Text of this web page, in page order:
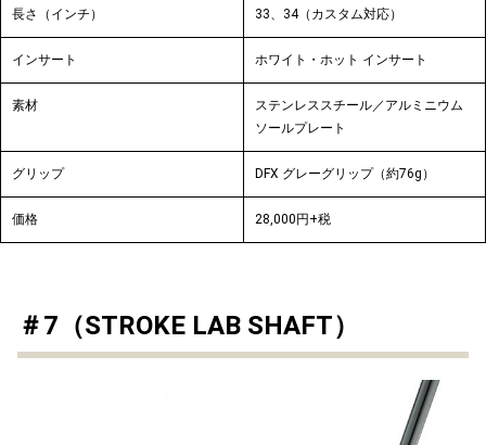
長さ（インチ） 33、34（カスタム対応）
インサート ホワイト・ホット インサート
素材
ステンレススチール／アルミニウム
ソールプレート
グリップ DFX グレーグリップ（約76g）
価格 28,000円+税
＃7（STROKE LAB SHAFT）